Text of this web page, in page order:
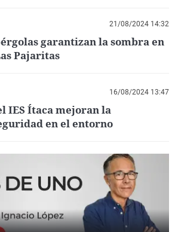
21/08/2024 14:32
garantizan la sombra en
Pajaritas
16/08/2024 13:47
IES Ítaca mejoran la
en el entorno